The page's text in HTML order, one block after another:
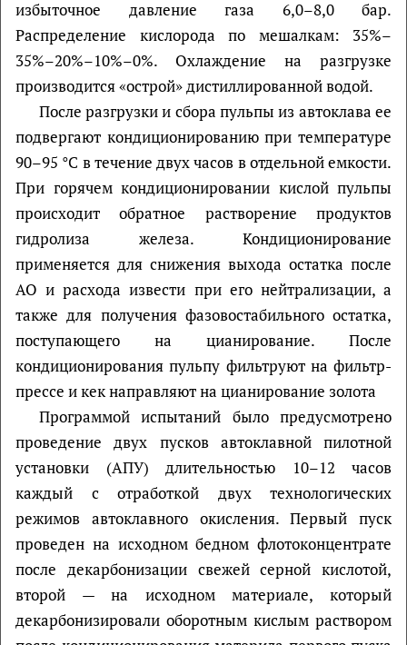
избыточное давление газа 6,0–8,0 бар.
Распределение кислорода по мешалкам: 35%–
35%–20%–10%–0%. Охлаждение на разгрузке
производится «острой» дистиллированной водой.
После разгрузки и сбора пульпы из автоклава ее
подвергают кондиционированию при температуре
90–95 °С в течение двух часов в отдельной емкости.
При горячем кондиционировании кислой пульпы
происходит обратное растворение продуктов
гидролиза железа. Кондиционирование
применяется для снижения выхода остатка после
АО и расхода извести при его нейтрализации, а
также для получения фазовостабильного остатка,
поступающего на цианирование. После
кондиционирования пульпу фильтруют на фильтр-
прессе и кек направляют на цианирование золота
Программой испытаний было предусмотрено
проведение двух пусков автоклавной пилотной
установки (АПУ) длительностью 10–12 часов
каждый с отработкой двух технологических
режимов автоклавного окисления. Первый пуск
проведен на исходном бедном флотоконцентрате
после декарбонизации свежей серной кислотой,
второй — на исходном материале, который
декарбонизировали оборотным кислым раствором